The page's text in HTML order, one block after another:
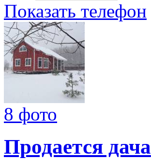
Показать телефон
8 фото
Продается дача